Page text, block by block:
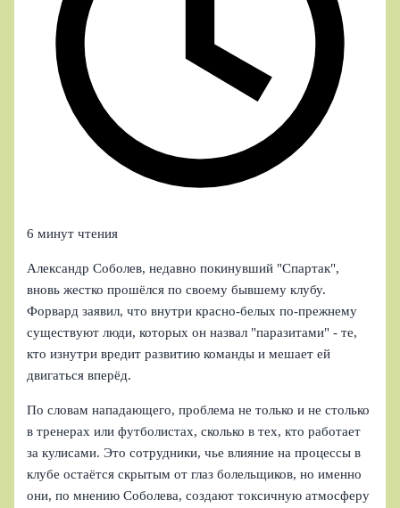
6 минут чтения
Александр Соболев, недавно покинувший "Спартак",
вновь жестко прошёлся по своему бывшему клубу.
Форвард заявил, что внутри красно‑белых по‑прежнему
существуют люди, которых он назвал "паразитами" - те,
кто изнутри вредит развитию команды и мешает ей
двигаться вперёд.
По словам нападающего, проблема не только и не столько
в тренерах или футболистах, сколько в тех, кто работает
за кулисами. Это сотрудники, чье влияние на процессы в
клубе остаётся скрытым от глаз болельщиков, но именно
они, по мнению Соболева, создают токсичную атмосферу